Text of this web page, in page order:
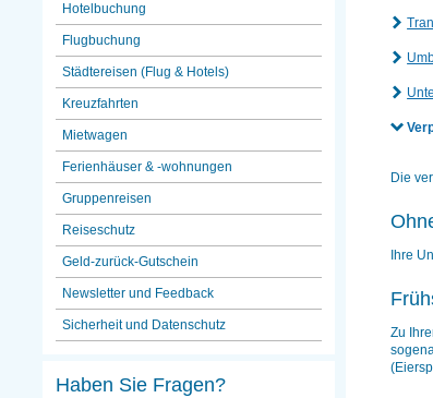
Die
Ihre
Zu
Hotelbuchung
Flugbuchung
Städtereisen (Flug & Hotels)
Kreuzfahrten
Mietwagen
Ferienhäuser & -wohnungen
Gruppenreisen
Reiseschutz
Geld-zurück-Gutschein
Newsletter und Feedback
Sicherheit und Datenschutz
Haben Sie Fragen?